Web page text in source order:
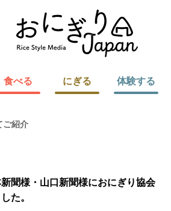
食べる にぎる 体験する
ご紹介
聞様・山口新聞様におにぎり協会
た。